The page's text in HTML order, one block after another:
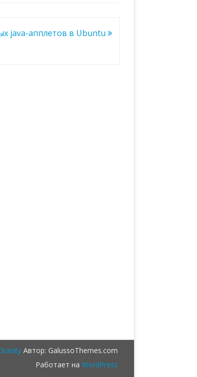
java-апплетов в Ubuntu
Автор: GalussoThemes.com
Работает на WordPress